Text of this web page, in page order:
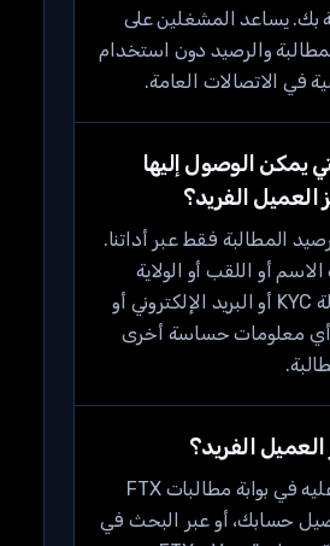
بك. يساعد المشغلين على
والرصيد دون استخدام
في الاتصالات العامة.
يمكن الوصول إليها
العميل الفريد؟
المطالبة فقط عبر أداتنا.
أو اللقب أو الولاية
القضائية أو حالة KYC أو البريد الإلكتروني أو
أي معلومات حساسة أخرى
الفريد؟
يمكنك العثور عليه في بوابة مطالبات FTX
حسابك، أو عبر البحث في